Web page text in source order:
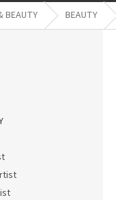
BEAUTY BEAUTY